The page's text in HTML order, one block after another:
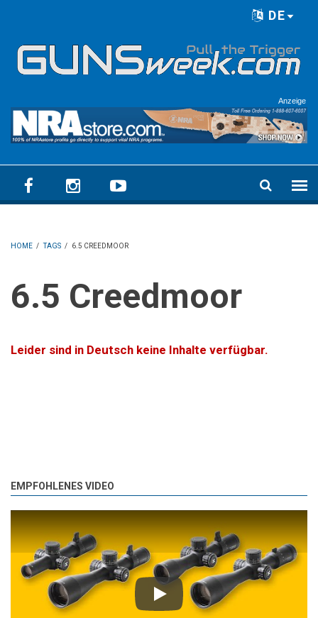
DE
Anzeige
HOME / TAGS / 6.5 CREEDMOOR
6.5 Creedmoor
Leider sind in Deutsch keine Inhalte verfügbar.
EMPFOHLENES VIDEO
Play